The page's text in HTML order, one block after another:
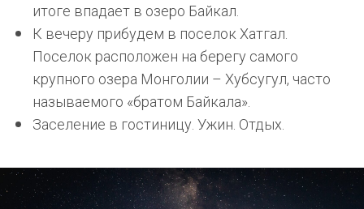
итоге впадает в озеро Байкал.
К вечеру прибудем в поселок Хатгал.
Поселок расположен на берегу самого
крупного озера Монголии – Хубсугул, часто
называемого «братом Байкала».
Заселение в гостиницу. Ужин. Отдых.